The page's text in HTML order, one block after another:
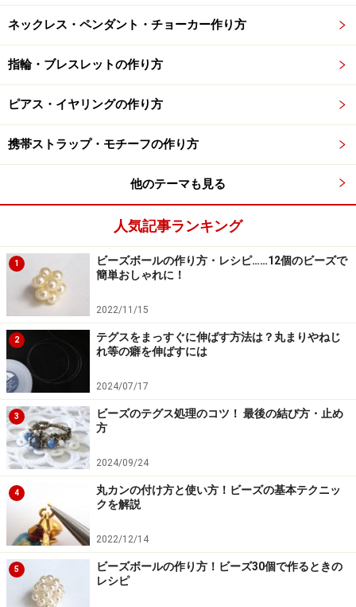
ネックレス・ペンダント・チョーカー作り方
指輪・ブレスレットの作り方
ピアス・イヤリングの作り方
携帯ストラップ・モチーフの作り方
他のテーマも見る
人気記事ランキング
1
ビーズボールの作り方・レシピ……12個のビーズで
簡単おしゃれに！
2022/11/15
2
テグスをまっすぐに伸ばす方法は？丸まりやねじ
れ等の癖を伸ばすには
2024/07/17
3
ビーズのテグス処理のコツ！ 最後の結び方・止め
方
2024/09/24
4
丸カンの付け方と使い方！ビーズの基本テクニッ
クを解説
2022/12/14
5
ビーズボールの作り方！ビーズ30個で作るときの
レシピ